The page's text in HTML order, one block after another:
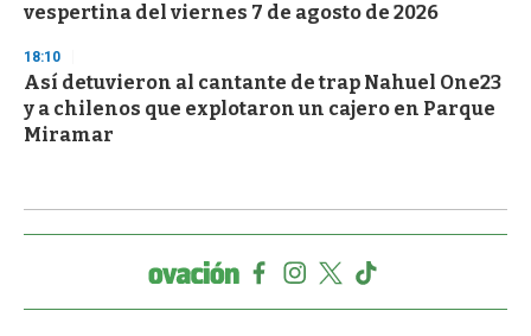
vespertina del viernes 7 de agosto de 2026
18:10
Así detuvieron al cantante de trap Nahuel One23
y a chilenos que explotaron un cajero en Parque
Miramar